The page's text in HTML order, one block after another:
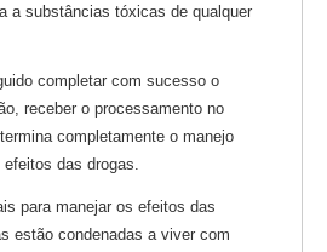
a substâncias tóxicas de qualquer
completar com sucesso o
receber o processamento no
completamente o manejo
das drogas.
para manejar os efeitos das
estão condenadas a viver com